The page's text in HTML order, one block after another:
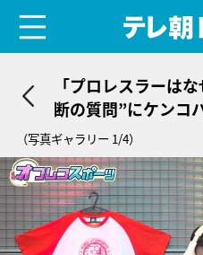
「プロレスラーは
断の質問”にケンコ
てほしい」
（写真ギャラリー 1/4）